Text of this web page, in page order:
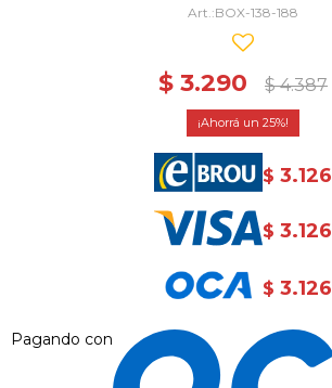
BOX-138-188
$ 3.290 $ 4.387
25
$ 3.126
$ 3.126
$ 3.126
Pagando con